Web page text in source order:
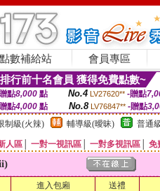
點數補給站 會員專區
行前十名會員 獲得免費點數~
點8,000點 No.4 LV27620** -贈點
點4,000 點 No.8 LV76847** -贈點
制級(火辣) 輔導級(曖昧) 普通
人區 一對一視訊區 一對多視訊區 免
進入包廂 送禮